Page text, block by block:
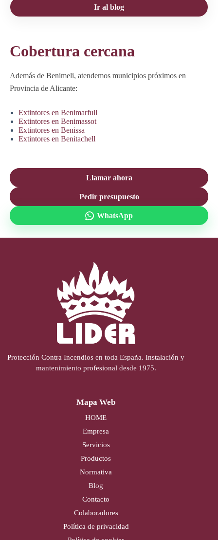
Ir al blog
Cobertura cercana
Además de Benimeli, atendemos municipios próximos en
Provincia de Alicante:
Extintores en Benimarfull
Extintores en Benimassot
Extintores en Benissa
Extintores en Benitachell
Llamar ahora
Pedir presupuesto
WhatsApp
Protección Contra Incendios en toda España. Instalación y
mantenimiento profesional desde 1975.
Mapa Web
HOME
Empresa
Servicios
Productos
Normativa
Blog
Contacto
Colaboradores
Política de privacidad